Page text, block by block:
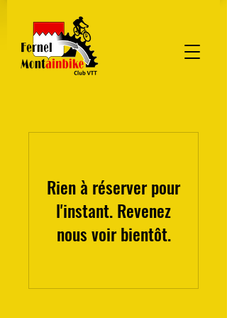
Rien à réserver pour
l'instant. Revenez
nous voir bientôt.